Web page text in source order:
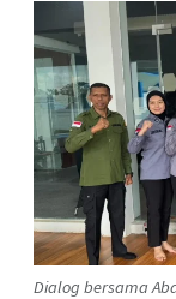
Dialog bersama